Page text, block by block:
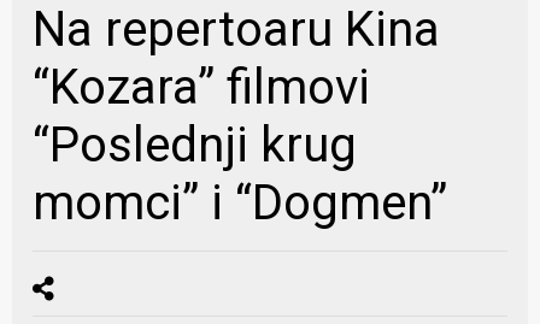
Na repertoaru Kina
“Kozara” filmovi
“Poslednji krug
momci” i “Dogmen”